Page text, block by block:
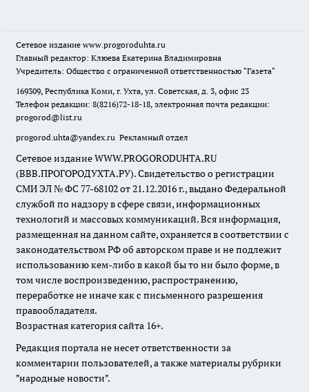
Сетевое издание www.progoroduhta.ru
Главный редактор: Клюева Екатерина Владимировна
Учредитель: Общество с ограниченной ответственностью "Газета"
169309, Республика Коми, г. Ухта, ул. Советская, д. 3, офис 23
Телефон редакции: 8(8216)72-18-18, электронная почта редакции:
progorod@list.ru
progorod.uhta@yandex.ru Рекламный отдел
Сетевое издание WWW.PROGORODUHTA.RU
(ВВВ.ПРОГОРОДУХТА.РУ). Свидетельство о регистрации
СМИ ЭЛ № ФС 77-68102 от 21.12.2016 г., выдано Федеральной
службой по надзору в сфере связи, информационных
технологий и массовых коммуникаций. Вся информация,
размещенная на данном сайте, охраняется в соответствии с
законодательством РФ об авторском праве и не подлежит
использованию кем-либо в какой бы то ни было форме, в
том числе воспроизведению, распространению,
переработке не иначе как с письменного разрешения
правообладателя.
Возрастная категория сайта 16+.
Редакция портала не несет ответственности за
комментарии пользователей, а также материалы рубрики
"народные новости".